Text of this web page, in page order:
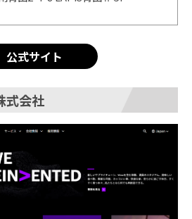
公式サイト
式会社